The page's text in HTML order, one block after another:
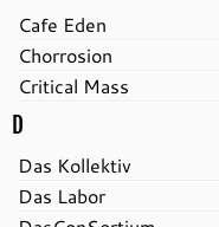
Cafe Eden
Chorrosion
Critical Mass
D
Das Kollektiv
Das Labor